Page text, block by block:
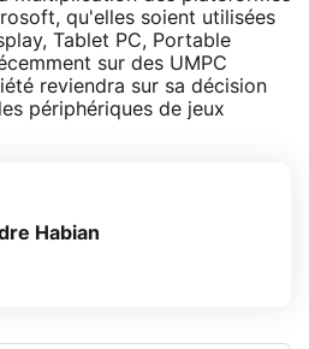
qu'elles soient utilisées
Tablet PC, Portable
sur des UMPC
reviendra sur sa décision
périphériques de jeux
Habian